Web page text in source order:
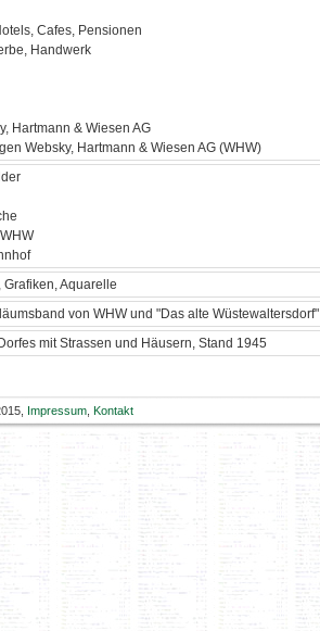
Cafes, Pensionen
Handwerk
Hartmann & Wiesen AG
Websky, Hartmann & Wiesen AG (WHW)
Grafiken, Aquarelle
von WHW und "Das alte Wüstewaltersdorf"
mit Strassen und Häusern, Stand 1945
Impressum, Kontakt